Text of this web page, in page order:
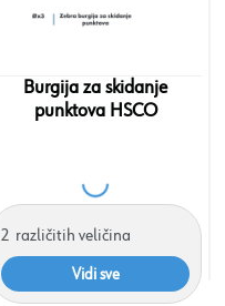
Burgija za skidanje
punktova HSCO
2 različitih veličina
Vidi sve